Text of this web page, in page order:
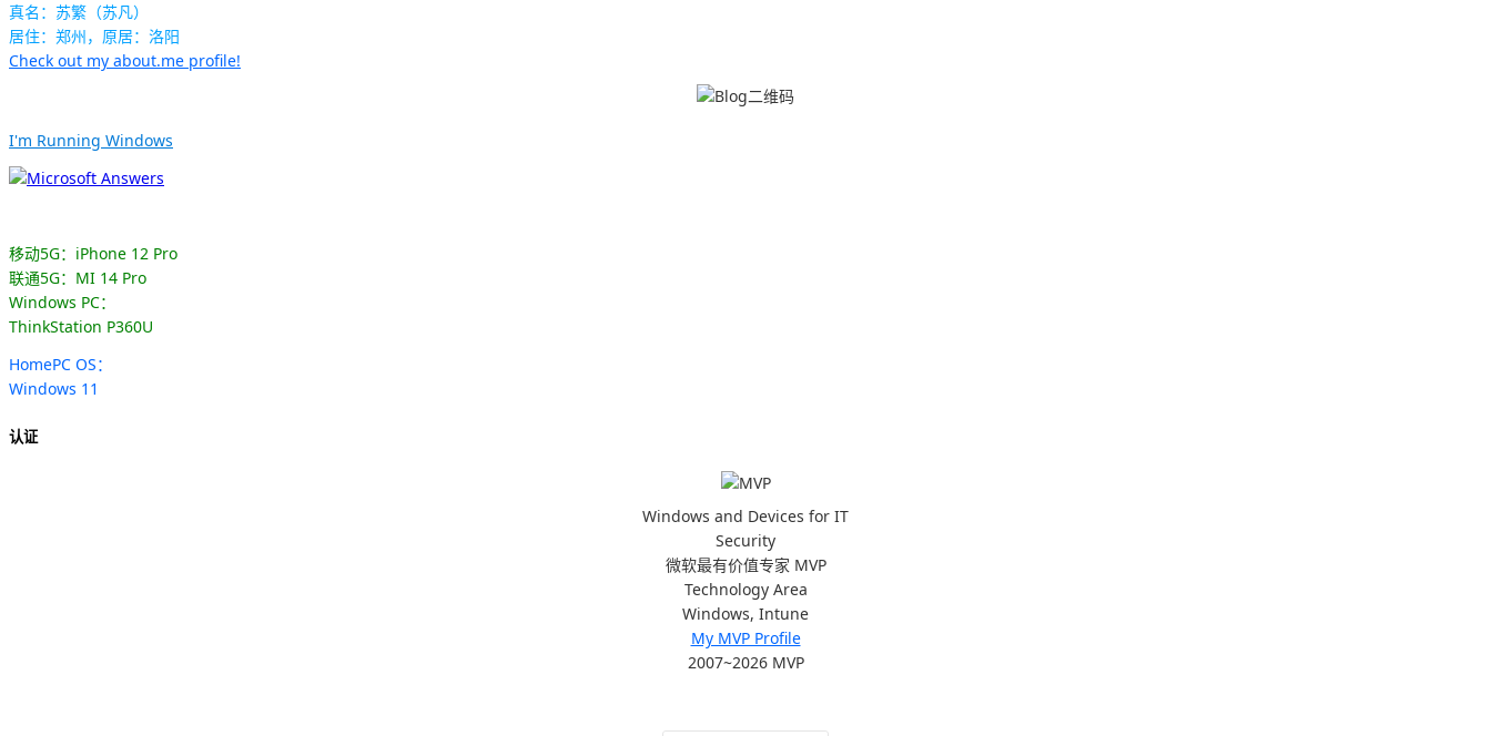
真名：苏繁（苏凡）
居住：郑州，原居：洛阳
Check out my about.me profile!
I'm Running Windows
移动5G：iPhone 12 Pro
联通5G：MI 14 Pro
Windows PC：
ThinkStation P360U
HomePC OS：
Windows 11
认证
Windows and Devices for IT
Security
微软最有价值专家 MVP
Technology Area
Windows, Intune
My MVP Profile
2007~2026 MVP